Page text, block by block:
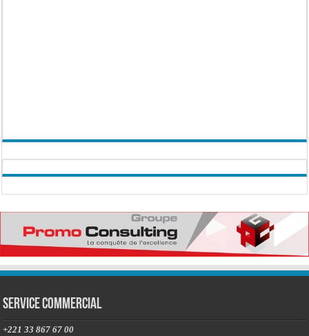
Service commercial
+221 33 867 67 00